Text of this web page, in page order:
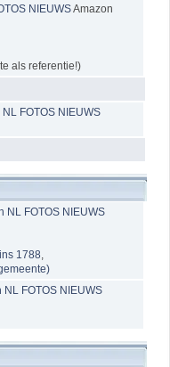
NIEUWSAmazon
als referentie!)
FOTOS NIEUWS
NL FOTOS NIEUWS
1788
NL FOTOS NIEUWS